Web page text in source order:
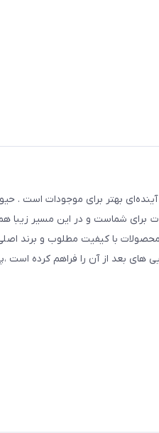
بهتر برای موجودات است .
برای شماست و در این مسیر زیبا
با کیفیت مطلوب و برند
های بعد از آن را فراهم کرده